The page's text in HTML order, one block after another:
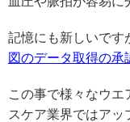
記憶にも新しいです
図のデータ取得の承
この事で様々なウ
スケア業界ではアッ